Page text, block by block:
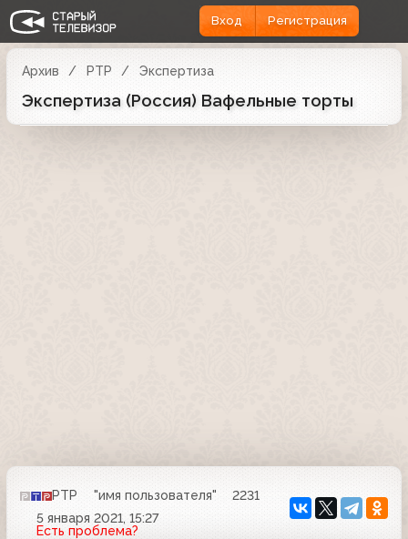
Вход Регистрация
Архив РТР Экспертиза
Экспертиза (Россия) Вафельные торты
РТР "имя пользователя"
2231
5 января 2021, 15:27
Есть проблема?